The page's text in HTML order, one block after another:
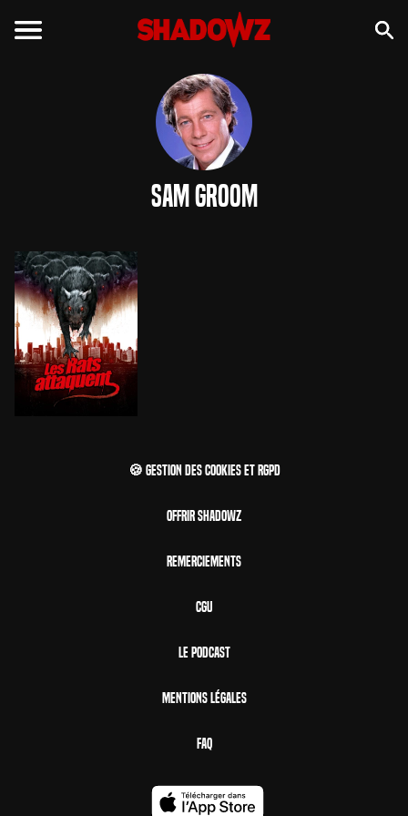
Sam Groom
🍪 Gestion des cookies et RGPD
Offrir Shadowz
Remerciements
CGU
Le Podcast
Mentions Légales
FAQ